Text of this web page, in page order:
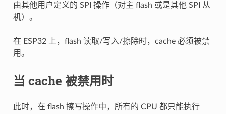
由其他用户定义的 SPI 操作（对主 flash 或是其他 SPI 从
机）。
在 ESP32 上，flash 读取/写入/擦除时，cache 必须被禁
用。
当 cache 被禁用时
此时，在 flash 擦写操作中，所有的 CPU 都只能执行